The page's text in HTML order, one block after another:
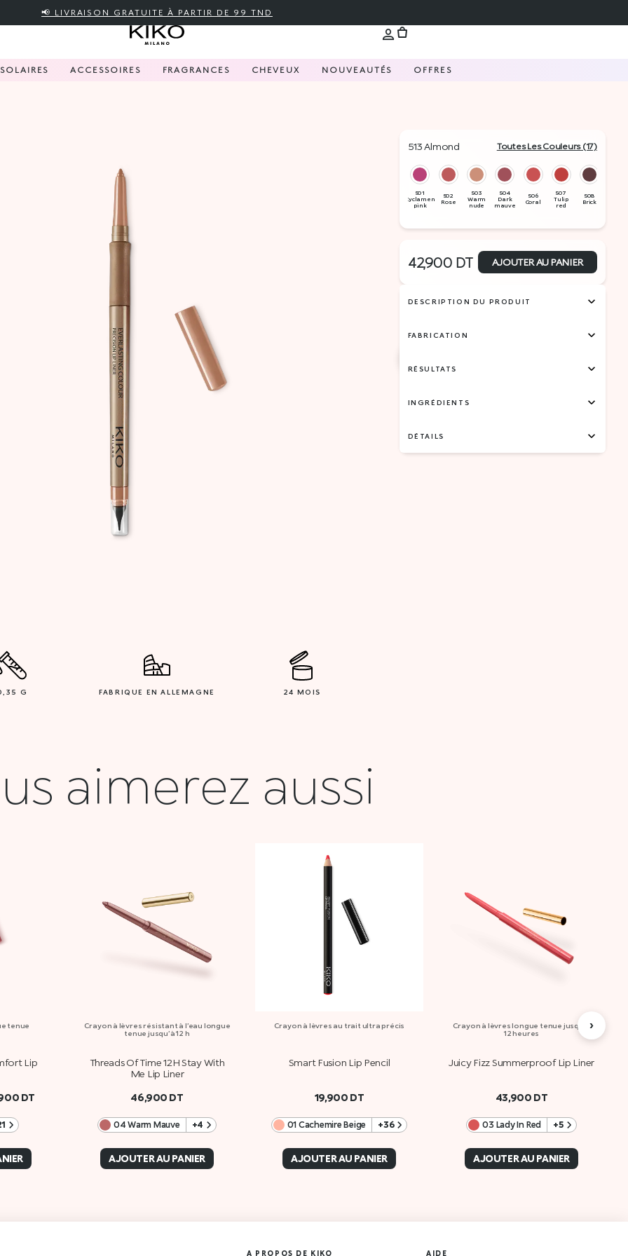
📢 LIVRAISON GRATUITE À PARTIR DE 99 TND
SOLAIRES ACCESSOIRES FRAGRANCES CHEVEUX NOUVEAUTÉS OFFRES
Toutes Les Couleurs (17)
513 Almond
42,900 DT AJOUTER AU PANIER
DESCRIPTION DU PRODUIT
FABRICATION
RÉSULTATS
INGRÉDIENTS
DÉTAILS
G FABRIQUE EN ALLEMAGNE 24 MOIS
aimerez aussi
tenue
Lip
DT
Crayon à lèvres résistant à l’eau longue
tenue jusqu’à 12 h
Threads Of Time 12H Stay With
Me Lip Liner
46,900 DT
04 Warm Mauve +4
AJOUTER AU PANIER
Crayon à lèvres au trait ultra précis
Smart Fusion Lip Pencil
19,900 DT
01 Cachemire Beige +36
AJOUTER AU PANIER
Crayon à lèvres longue tenue jusqu’à
12 heures
Juicy Fizz Summerproof Lip Liner
43,900 DT
03 Lady In Red +5
AJOUTER AU PANIER
›
A PROPOS DE KIKO AIDE